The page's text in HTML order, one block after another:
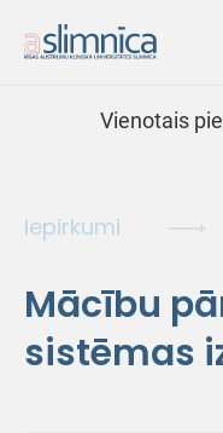
Vienotais
Iepirkumi
Mācību
sistēmas